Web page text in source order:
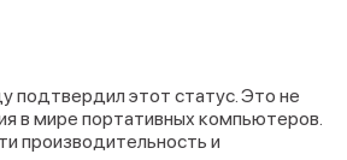
подтвердил этот статус. Это не
в мире портативных компьютеров.
производительность и